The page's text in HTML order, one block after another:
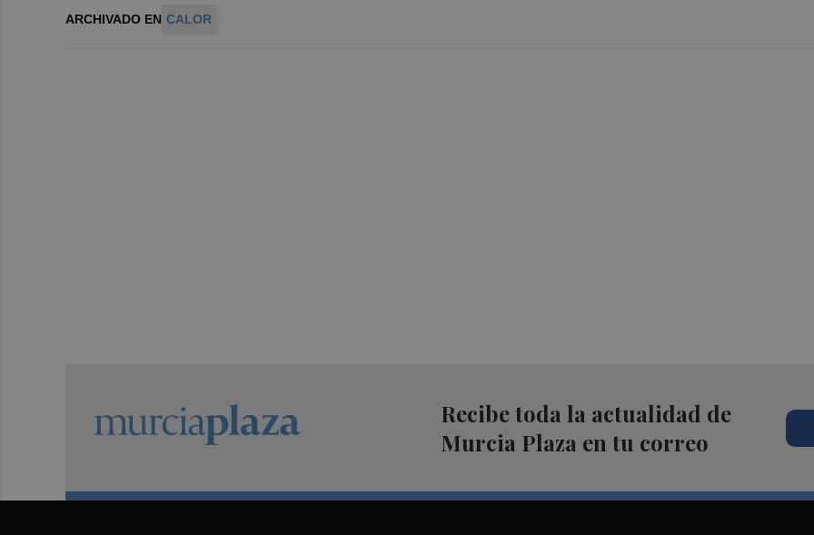
ARCHIVADO EN CALOR
Recibe toda la actualidad de
Murcia Plaza en tu correo